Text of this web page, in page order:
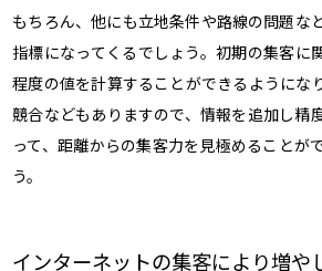
もちろん、他にも立地条件や路線の問題な
指標になってくるでしょう。初期の集客に
程度の値を計算することができるようにな
競合などもありますので、情報を追加し精
って、距離からの集客力を見極めることが
う。
インターネットの集客により増や